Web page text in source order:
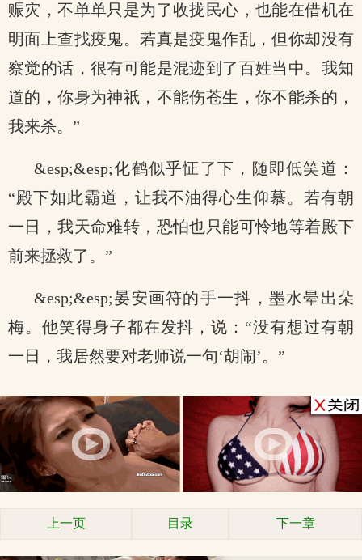
赈灾，不单单只是为了收拢民心，也能在借机在
明面上查找疫鬼。若真是疫鬼作乱，但你却没有
察觉的话，很有可能是混迹到了百姓当中。我知
道的，你身为神祇，不能伤苍生，你不能杀的，
我来杀。”
&esp;&esp;化鹤似乎怔了下，随即低笑道：
“殿下如此霸道，让我不油得心生仰慕。若有朝
一日，我天命难转，恐怕也只能可怜地等着殿下
前来拯救了。”
&esp;&esp;晏安画符的手一抖，墨水晕出朵
梅。他笑得身子都在发抖，说：“没有想过有朝
一日，我居然要对老师说一句‘胡闹’。”
上一页 目录 下一章